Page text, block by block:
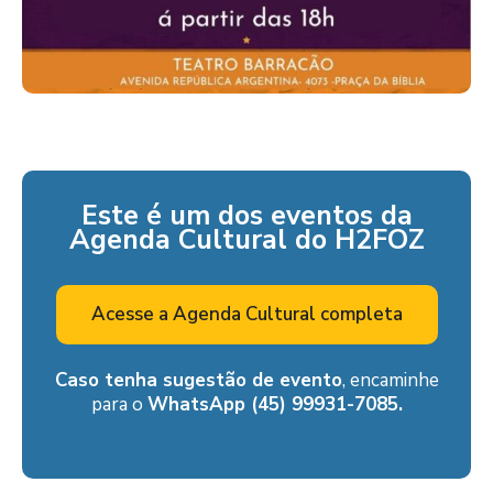
Este é um dos eventos da
Agenda Cultural do H2FOZ
Acesse a Agenda Cultural completa
Caso tenha sugestão de evento, encaminhe
para o WhatsApp (45) 99931-7085.